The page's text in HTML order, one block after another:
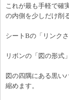
これが最も手軽で確
の内側を少しだけ削
シートBの「リンク
リボンの「図の形式
図の四隅にある黒い
縮めます。